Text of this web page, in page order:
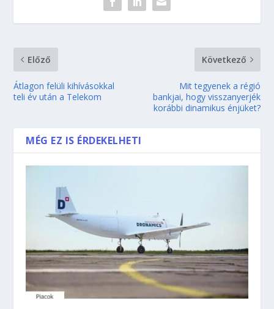
Előző
Átlagon felüli kihívásokkal
teli év után a Telekom
Következő
Mit tegyenek a régió
bankjai, hogy visszanyerjék
korábbi dinamikus énjüket?
MÉG EZ IS ÉRDEKELHETI